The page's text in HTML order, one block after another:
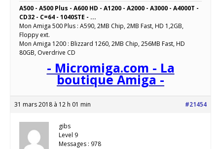
A500 - A500 Plus - A600 HD - A1200 - A2000 - A3000 - A4000T -
CD32 - C=64 - 1040STE - ...
Mon Amiga 500 Plus : A590, 2MB Chip, 2MB Fast, HD 1,2GB,
Floppy ext.
Mon Amiga 1200 : Blizzard 1260, 2MB Chip, 256MB Fast, HD
80GB, Overdrive CD
- Micromiga.com - La
boutique Amiga -
31 mars 2018 à 12 h 01 min #21454
gibs
Level 9
Messages : 978